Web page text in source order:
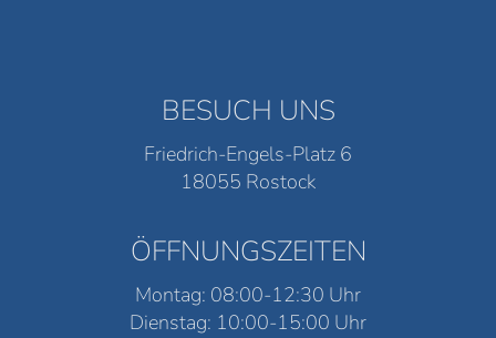
BESUCH UNS
Friedrich-Engels-Platz 6
18055 Rostock
ÖFFNUNGSZEITEN
Montag: 08:00-12:30 Uhr
Dienstag: 10:00-15:00 Uhr